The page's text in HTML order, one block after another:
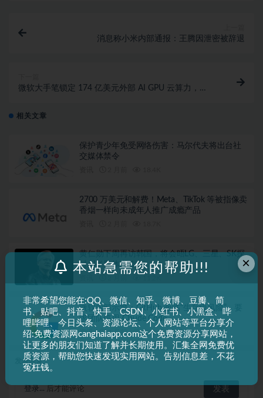
消息称小米内部通报：王腾因泄密被辞退
微软大手笔锁定 174 亿美元外部 AI GPU 云算力，
相关文章
保护青少年免受网络伤害：马尔代夫将出台社
交媒体禁令
2700 万美元和解费！Meta、TikTok 等被指像卖
香烟一样向未成年人推广成瘾产品
黄仁勋下周再访韩国，将会晤LG、三星、SK探
讨AI半导体合作
微软内部示警：GitHub 面临“生存级风险”，要
求团队停用 Claude Code
资讯 3 月前 17.2K
发表回复
登录... 后才能评论
×
本站急需您的帮助!!!
非常希望您能在:QQ、微信、知乎、微博、豆瓣、简
书、贴吧、抖音、快手、CSDN、小红书、小黑盒、哔
哩哔哩、今日头条、资源论坛、个人网站等平台分享介
绍:免费资源网canghaiapp.com这个免费资源分享网站，
让更多的朋友们知道了解并长期使用。汇集全网免费优
质资源，帮助您快速发现实用网站。告别信息差，不花
冤枉钱。